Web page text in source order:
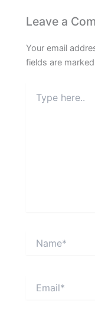
Leave a
Your email
fields are marked
here..